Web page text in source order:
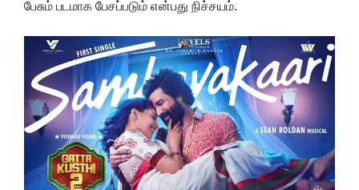
பேசும் படமாக பேசப்படும் என்பது நிச்சயம்.